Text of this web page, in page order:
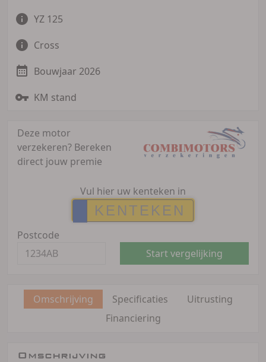
YZ 125
Cross
Bouwjaar 2026
KM stand
Deze motor
verzekeren? Bereken
direct jouw premie
Vul hier uw kenteken in
Postcode
Start vergelijking
Omschrijving Specificaties
Uitrusting
Financiering
Omschrijving